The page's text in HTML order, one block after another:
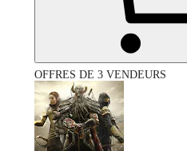
OFFRES DE 3 VENDEURS